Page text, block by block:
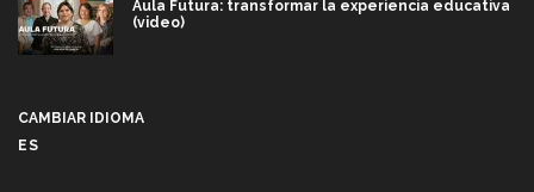
Aula Futura: transformar la experiencia educativa
(video)
CAMBIAR IDIOMA
ES